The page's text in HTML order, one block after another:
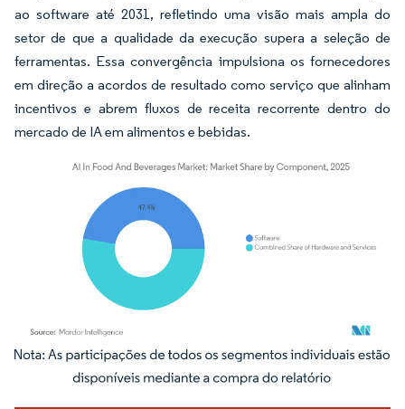
ao software até 2031, refletindo uma visão mais ampla do
setor de que a qualidade da execução supera a seleção de
ferramentas. Essa convergência impulsiona os fornecedores
em direção a acordos de resultado como serviço que alinham
incentivos e abrem fluxos de receita recorrente dentro do
mercado de IA em alimentos e bebidas.
Imagem © Mordor Intelligence. O reuso requer atribuição conforme CC BY 4.0.